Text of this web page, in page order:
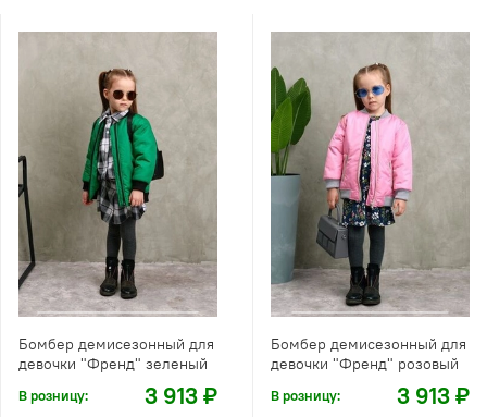
Бомбер демисезонный для
девочки "Френд" зеленый
В розницу: 3 913 ₽
Бомбер демисезонный для
девочки "Френд" розовый
В розницу: 3 913 ₽